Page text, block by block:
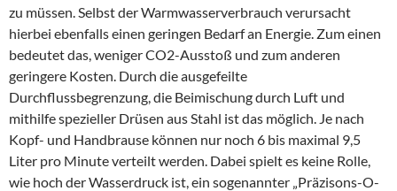
zu müssen. Selbst der Warmwasserverbrauch verursacht
hierbei ebenfalls einen geringen Bedarf an Energie. Zum einen
bedeutet das, weniger CO2-Ausstoß und zum anderen
geringere Kosten. Durch die ausgefeilte
Durchflussbegrenzung, die Beimischung durch Luft und
mithilfe spezieller Drüsen aus Stahl ist das möglich. Je nach
Kopf- und Handbrause können nur noch 6 bis maximal 9,5
Liter pro Minute verteilt werden. Dabei spielt es keine Rolle,
wie hoch der Wasserdruck ist, ein sogenannter „Präzisons-O-